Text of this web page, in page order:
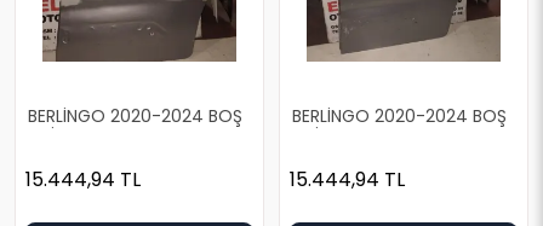
BERLİNGO 2020-2024 BOŞ
GRİ SOL ARKA KAPI
15.444,94 TL
BERLİNGO 2020-2024 BOŞ
GRİ SOL ARKA KAPI
15.444,94 TL